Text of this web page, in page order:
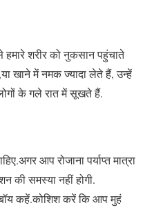
शरीर को नुकसान पहुंचाते
खाने में नमक ज्यादा लेते हैं, उन्हें
के गले रात में सूखते हैं.
आप रोजाना पर्याप्त मात्रा
की समस्या नहीं होगी.
कहें.कोशिश करें कि आप मुहं